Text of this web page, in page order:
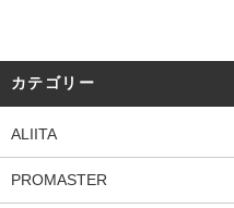
カテゴリー
ALIITA
PROMASTER